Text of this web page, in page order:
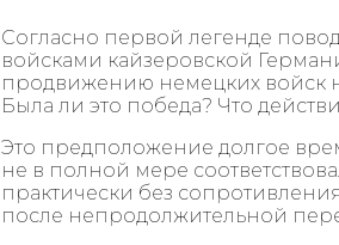
Согласно первой легенде
войсками кайзеровской
продвижению немецких войск
Была ли это победа? Что
Это предположение долгое
не в полной мере
практически без
после непродолжительной